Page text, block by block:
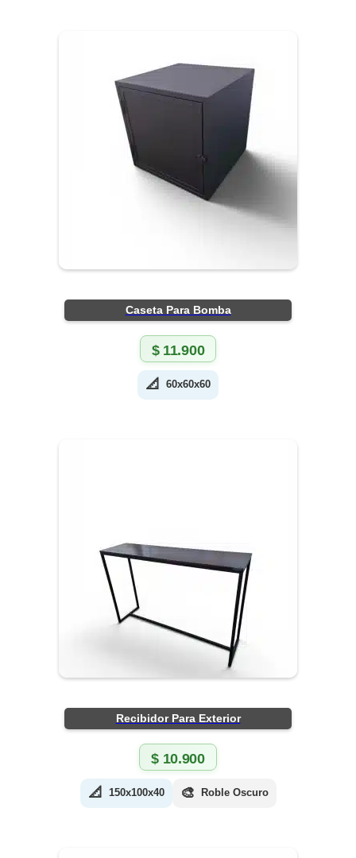
Caseta Para Bomba
$11.900
📐 60x60x60
Recibidor Para Exterior
$10.900
📐 150x100x40 🎨 Roble Oscuro